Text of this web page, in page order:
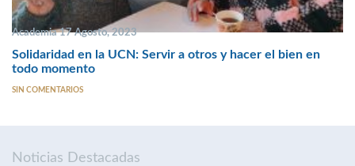
Academia 17 Agosto, 2023
Solidaridad en la UCN: Servir a otros y hacer el bien en
todo momento
SIN COMENTARIOS
Noticias Destacadas